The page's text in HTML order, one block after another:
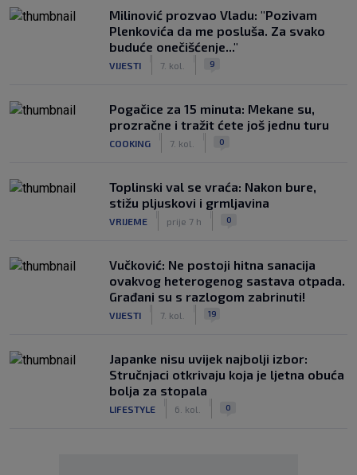
Milinović prozvao Vladu: "Pozivam
Plenkovića da me posluša. Za svako
buduće onečišćenje..."
VIJESTI 7. kol. 9
Pogačice za 15 minuta: Mekane su,
prozračne i tražit ćete još jednu turu
COOKING 7. kol. 0
Toplinski val se vraća: Nakon bure,
stižu pljuskovi i grmljavina
VRIJEME prije 7 h 0
Vučković: Ne postoji hitna sanacija
ovakvog heterogenog sastava otpada.
Građani su s razlogom zabrinuti!
VIJESTI 7. kol. 19
Japanke nisu uvijek najbolji izbor:
Stručnjaci otkrivaju koja je ljetna obuća
bolja za stopala
LIFESTYLE 6. kol. 0